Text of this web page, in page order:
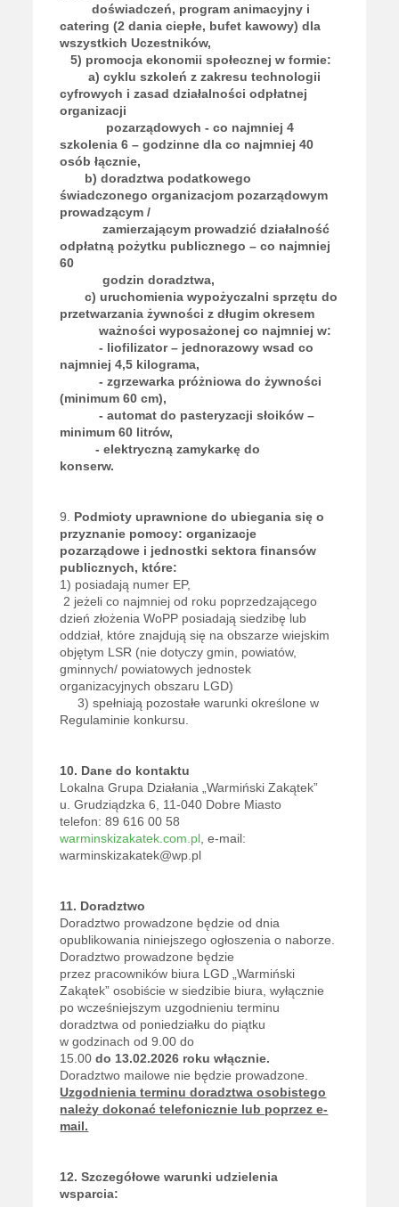
doświadczeń, program animacyjny i
catering (2 dania ciepłe, bufet kawowy) dla
wszystkich Uczestników,
5) promocja ekonomii społecznej w formie:
a) cyklu szkoleń z zakresu technologii
cyfrowych i zasad działalności odpłatnej
organizacji
pozarządowych - co najmniej 4
szkolenia 6 – godzinne dla co najmniej 40
osób łącznie,
b) doradztwa podatkowego
świadczonego organizacjom pozarządowym
prowadzącym /
zamierzającym prowadzić działalność
odpłatną pożytku publicznego – co najmniej
60
godzin doradztwa,
c) uruchomienia wypożyczalni sprzętu do
przetwarzania żywności z długim okresem
ważności wyposażonej co najmniej w:
- liofilizator – jednorazowy wsad co
najmniej 4,5 kilograma,
- zgrzewarka próżniowa do żywności
(minimum 60 cm),
- automat do pasteryzacji słoików –
minimum 60 litrów,
- elektryczną zamykarkę do
konserw.
9. Podmioty uprawnione do ubiegania się o
przyznanie pomocy:organizacje
pozarządowe i jednostki sektora finansów
publicznych, które:
1) posiadają numer EP,
2 jeżeli co najmniej od roku poprzedzającego
dzień złożenia WoPP posiadają siedzibę lub
oddział, które znajdują się na obszarze wiejskim
objętym LSR (nie dotyczy gmin, powiatów,
gminnych/ powiatowych jednostek
organizacyjnych obszaru LGD)
3) spełniają pozostałe warunki określone w
Regulaminie konkursu.
10. Dane do kontaktu
Lokalna Grupa Działania „Warmiński Zakątek”
u. Grudziądzka 6, 11-040 Dobre Miasto
telefon: 89 616 00 58
warminskizakatek.com.pl , e-mail:
warminskizakatek@wp.pl
11. Doradztwo
Doradztwo prowadzone będzie od dnia
opublikowania niniejszego ogłoszenia o naborze.
Doradztwo prowadzone będzie
przez pracowników biura LGD „Warmiński
Zakątek” osobiście w siedzibie biura, wyłącznie
po wcześniejszym uzgodnieniu terminu
doradztwa od poniedziałku do piątku
w godzinach od 9.00 do
15.00do 13.02.2026 roku włącznie.
Doradztwo mailowe nie będzie prowadzone.
Uzgodnienia terminu doradztwa osobistego
należy dokonać telefonicznie lub poprzez e-
mail.
12. Szczegółowe warunki udzielenia
wsparcia: